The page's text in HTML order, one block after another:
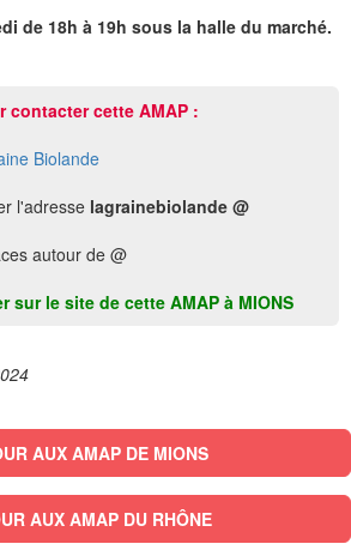
de 18h à 19h sous la halle du marché.
contacter cette AMAP :
Biolande
l'adresse lagrainebiolande @
autour de @
sur le site de cette AMAP à MIONS
AUX AMAP DE MIONS
AUX AMAP DU RHÔNE